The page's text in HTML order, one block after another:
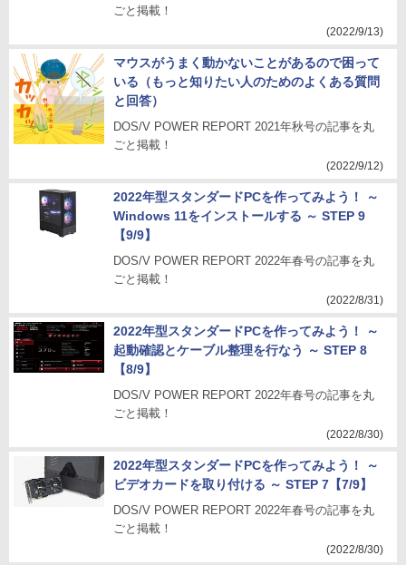
ごと掲載！
(2022/9/13)
マウスがうまく動かないことがあるので困って
いる（もっと知りたい人のためのよくある質問
と回答）
DOS/V POWER REPORT 2021年秋号の記事を丸
ごと掲載！
(2022/9/12)
2022年型スタンダードPCを作ってみよう！ ～
Windows 11をインストールする ～ STEP 9
【9/9】
DOS/V POWER REPORT 2022年春号の記事を丸
ごと掲載！
(2022/8/31)
2022年型スタンダードPCを作ってみよう！ ～
起動確認とケーブル整理を行なう ～ STEP 8
【8/9】
DOS/V POWER REPORT 2022年春号の記事を丸
ごと掲載！
(2022/8/30)
2022年型スタンダードPCを作ってみよう！ ～
ビデオカードを取り付ける ～ STEP 7【7/9】
DOS/V POWER REPORT 2022年春号の記事を丸
ごと掲載！
(2022/8/30)